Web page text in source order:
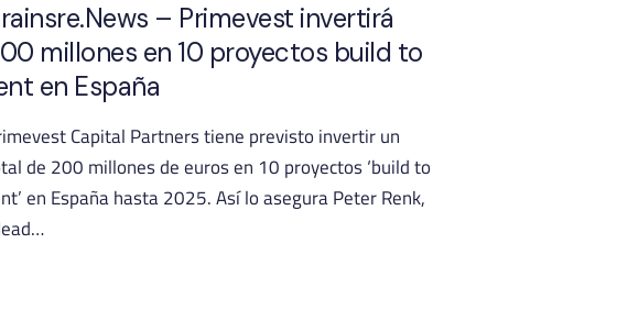
– Primevest invertirá
millones en 10 proyectos build to
en España
Capital Partners tiene previsto invertir un
de 200 millones de euros en 10 proyectos ‘build to
en España hasta 2025. Así lo asegura Peter Renk,